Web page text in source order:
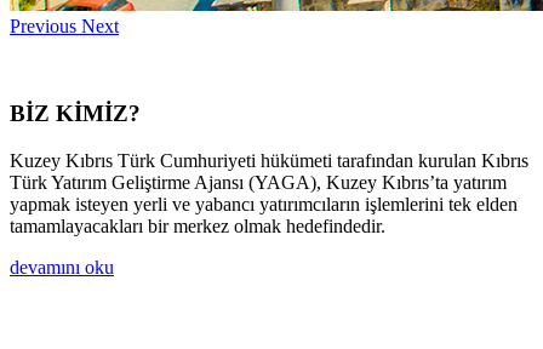
Previous Next
BİZ KİMİZ?
Kuzey Kıbrıs Türk Cumhuriyeti hükümeti tarafından kurulan Kıbrıs
Türk Yatırım Geliştirme Ajansı (YAGA), Kuzey Kıbrıs’ta yatırım
yapmak isteyen yerli ve yabancı yatırımcıların işlemlerini tek elden
tamamlayacakları bir merkez olmak hedefindedir.
devamını oku